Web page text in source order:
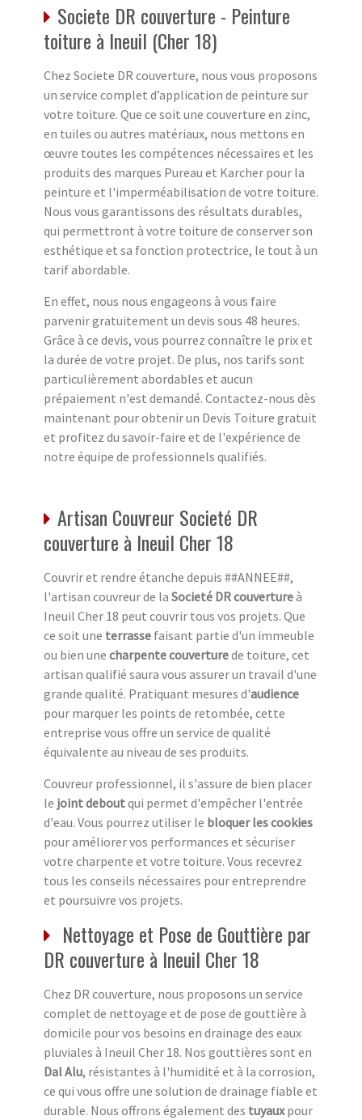
Societe DR couverture - Peinture
toiture à Ineuil (Cher 18)
Chez Societe DR couverture, nous vous proposons
un service complet d’application de peinture sur
votre toiture. Que ce soit une couverture en zinc,
en tuiles ou autres matériaux, nous mettons en
œuvre toutes les compétences nécessaires et les
produits des marques Pureau et Karcher pour la
peinture et l'imperméabilisation de votre toiture.
Nous vous garantissons des résultats durables,
qui permettront à votre toiture de conserver son
esthétique et sa fonction protectrice, le tout à un
tarif abordable.
En effet, nous nous engageons à vous faire
parvenir gratuitement un devis sous 48 heures.
Grâce à ce devis, vous pourrez connaître le prix et
la durée de votre projet. De plus, nos tarifs sont
particulièrement abordables et aucun
prépaiement n'est demandé. Contactez-nous dès
maintenant pour obtenir un Devis Toiture gratuit
et profitez du savoir-faire et de l'expérience de
notre équipe de professionnels qualifiés.
Artisan Couvreur Societé DR
couverture à Ineuil Cher 18
Couvrir et rendre étanche depuis ##ANNEE##,
l'artisan couvreur de la Societé DR couvertureà
Ineuil Cher 18 peut couvrir tous vos projets. Que
ce soit une terrasse faisant partie d'un immeuble
ou bien une charpente couverturede toiture, cet
artisan qualifié saura vous assurer un travail d'une
grande qualité. Pratiquant mesures d'audience
pour marquer les points de retombée, cette
entreprise vous offre un service de qualité
équivalente au niveau de ses produits.
Couvreur professionnel, il s'assure de bien placer
le joint deboutqui permet d'empêcher l'entrée
d'eau. Vous pourrez utiliser le bloquer les cookies
pour améliorer vos performances et sécuriser
votre charpente et votre toiture. Vous recevrez
tous les conseils nécessaires pour entreprendre
et poursuivre vos projets.
Nettoyage et Pose de Gouttière par
DR couverture à Ineuil Cher 18
Chez DR couverture, nous proposons un service
complet de nettoyage et de pose de gouttière à
domicile pour vos besoins en drainage des eaux
pluviales à Ineuil Cher 18. Nos gouttières sont en
Dal Alu, résistantes à l'humidité et à la corrosion,
ce qui vous offre une solution de drainage fiable et
durable. Nous offrons également des tuyauxpour